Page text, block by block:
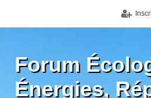
Forum
Énergies,